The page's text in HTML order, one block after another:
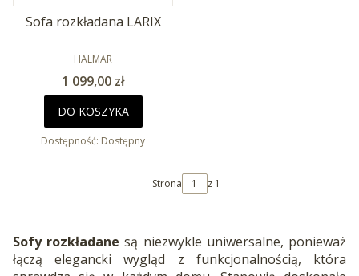
Sofa rozkładana LARIX
PRODUCENT
HALMAR
Cena
1 099,00 zł
DO KOSZYKA
Dostępność: Dostępny
Strona z 1
Sofy rozkładane są niezwykle uniwersalne, ponieważ
łączą elegancki wygląd z funkcjonalnością, która